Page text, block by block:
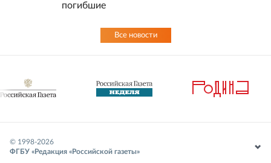
погибшие
Все новости
© 1998-2026
ФГБУ «Редакция «Российской газеты»